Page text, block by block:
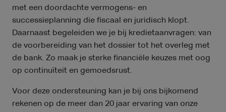
met een doordachte vermogens- en
successieplanning die fiscaal en juridisch klopt.
Daarnaast begeleiden we je bij kredietaanvragen: van
de voorbereiding van het dossier tot het overleg met
de bank. Zo maak je sterke financiële keuzes met oog
op continuïteit en gemoedsrust.
Voor deze ondersteuning kan je bij ons bijkomend
rekenen op de meer dan 20 jaar ervaring van onze